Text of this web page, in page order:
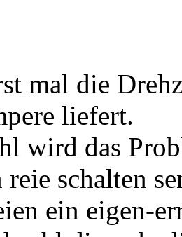
mal die
liefert.
wird das
schalten
ein eigen-